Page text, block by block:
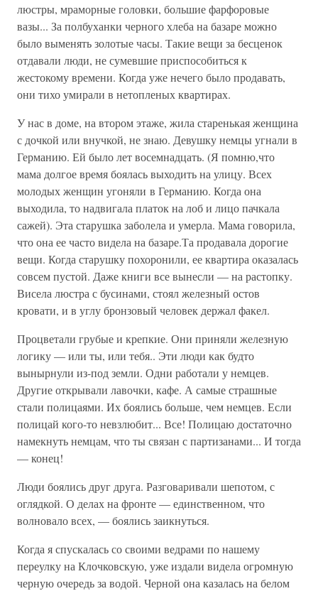
люстры, мраморные головки, большие фарфоровые
вазы... За полбуханки черного хлеба на базаре можно
было выменять золотые часы. Такие вещи за бесценок
отдавали люди, не сумевшие приспособиться к
жестокому времени. Когда уже нечего было продавать,
они тихо умирали в нетопленых квартирах.
У нас в доме, на втором этаже, жила старенькая женщина
с дочкой или внучкой, не знаю. Девушку немцы угнали в
Германию. Ей было лет восемнадцать. (Я помню,что
мама долгое время боялась выходить на улицу. Всех
молодых женщин угоняли в Германию. Когда она
выходила, то надвигала платок на лоб и лицо пачкала
сажей). Эта старушка заболела и умерла. Мама говорила,
что она ее часто видела на базаре.Та продавала дорогие
вещи. Когда старушку похоронили, ее квартира оказалась
совсем пустой. Даже книги все вынесли — на растопку.
Висела люстра с бусинами, сто­ял железный остов
кровати, и в углу бронзовый человек держал факел.
Процветали грубые и крепкие. Они приняли железную
логику — или ты, или тебя.. Эти люди как будто
вынырнули из-под земли. Одни работали у немцев.
Другие открывали лавочки, кафе. А самые страшные
стали полицаями. Их боялись больше, чем немцев. Если
полицай кого-то невзлюбит... Все! Полицаю достаточно
намекнуть немцам, что ты связан с партизанами... И тогда
— конец!
Люди боялись друг друга. Разговаривали шепотом, с
оглядкой. О делах на фронте — единственном, что
волновало всех, — боялись заикнуться.
Когда я спускалась со своими ведрами по нашему
переулку на Клочковскую, уже издали видела огромную
черную очередь за водой. Черной она казалась на белом